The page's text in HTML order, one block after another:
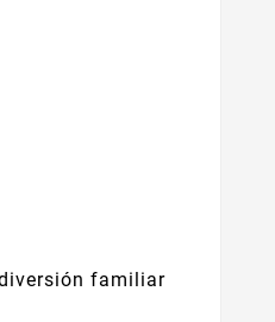
familiar